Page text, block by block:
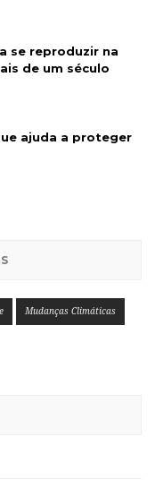
se reproduzir na
de um século
ajuda a proteger
Mudanças Climáticas